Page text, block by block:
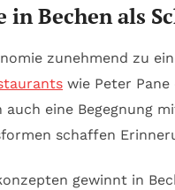
in Bechen als
zunehmend zu
wie Peter
auch eine Begegnung
schaffen
gewinnt in